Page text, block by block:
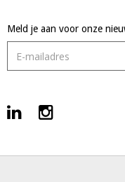
Meld je aan voor onze